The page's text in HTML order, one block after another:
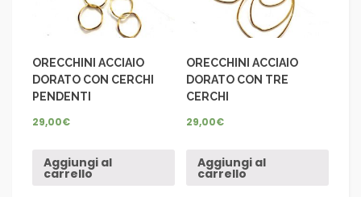
ORECCHINI ACCIAIO
DORATO CON CERCHI
PENDENTI
29,00€
Aggiungi al
carrello
ORECCHINI ACCIAIO
DORATO CON TRE
CERCHI
29,00€
Aggiungi al
carrello